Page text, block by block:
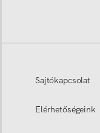
Sajtókapcsolat
Elérhetőségeink